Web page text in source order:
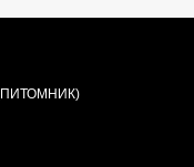
(ПИТОМНИК)